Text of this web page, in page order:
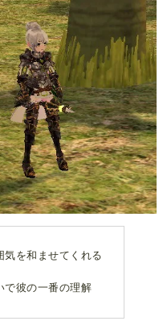
気を和ませてくれる
で彼の一番の理解